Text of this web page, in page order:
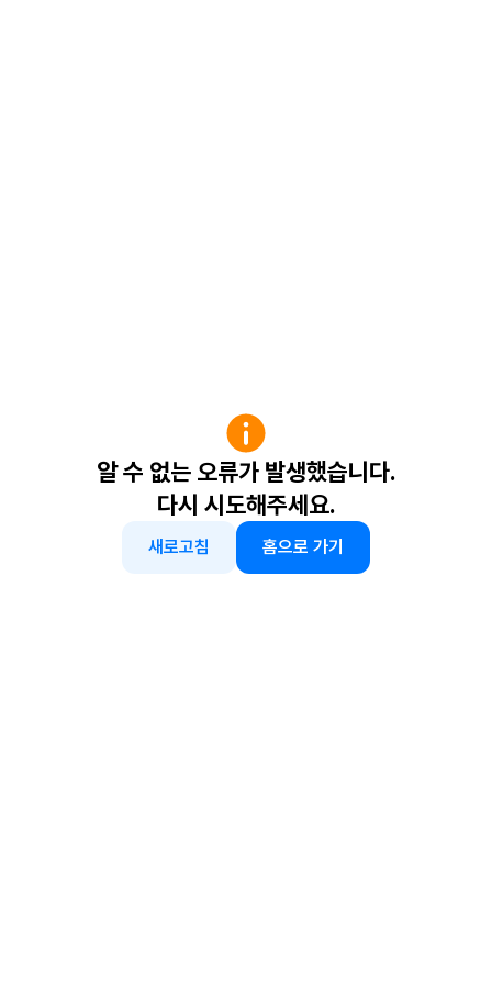
알 수 없는 오류가 발생했습니다.
다시 시도해주세요.
새로고침 홈으로 가기